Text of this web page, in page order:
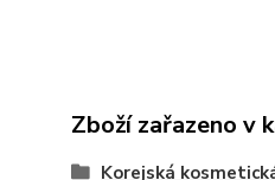
Zboží zařazeno v
Korejská